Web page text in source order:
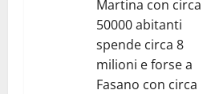
Martina con circa
50000 abitanti
spende circa 8
milioni e forse a
Fasano con circa